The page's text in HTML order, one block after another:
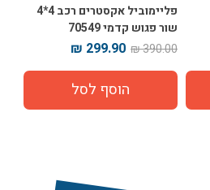
פליימוביל אקסטרים רכב 4*4
שור פגוש קדמי 70549
390.00 ₪
299.90 ₪